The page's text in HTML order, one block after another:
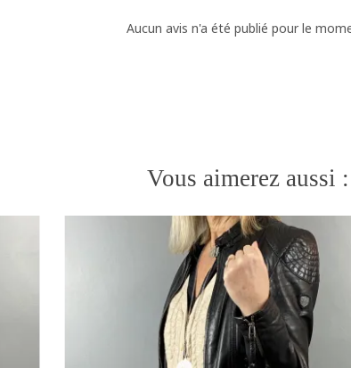
Aucun avis n'a été publié pour le
Vous aimerez aussi :